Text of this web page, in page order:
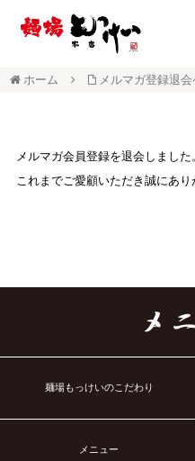
ホーム メルマガ登録退
メルマガ会員登録を退会しました
これまでご愛顧いただき誠にあり
麺場もっけいのこだわり
メニュー